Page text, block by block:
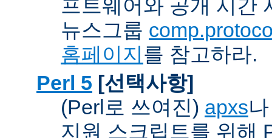
프트웨어와 공개 시간
뉴스그룹
홈페이지를 참고하라.
Perl 5 [선택사항]
(Perl로 쓰여진) apxs
지원 스크립트를 위해